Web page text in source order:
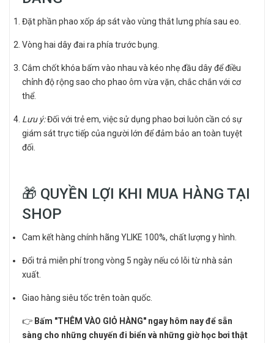
Đặt phần phao xốp áp sát vào vùng thắt lưng phía sau eo.
Vòng hai dây đai ra phía trước bụng.
Cắm chốt khóa bấm vào nhau và kéo nhẹ đầu dây để điều
chỉnh độ rộng sao cho phao ôm vừa vặn, chắc chắn với cơ
thể.
Lưu ý:Đối với trẻ em, việc sử dụng phao bơi luôn cần có sự
giám sát trực tiếp của người lớn để đảm bảo an toàn tuyệt
đối.
🎁 QUYỀN LỢI KHI MUA HÀNG TẠI
SHOP
Cam kết hàng chính hãng YLIKE 100%, chất lượng y hình.
Đổi trả miễn phí trong vòng 5 ngày nếu có lỗi từ nhà sản
xuất.
Giao hàng siêu tốc trên toàn quốc.
👉 Bấm "THÊM VÀO GIỎ HÀNG" ngay hôm nay để sẵn
sàng cho những chuyến đi biển và những giờ học bơi thật